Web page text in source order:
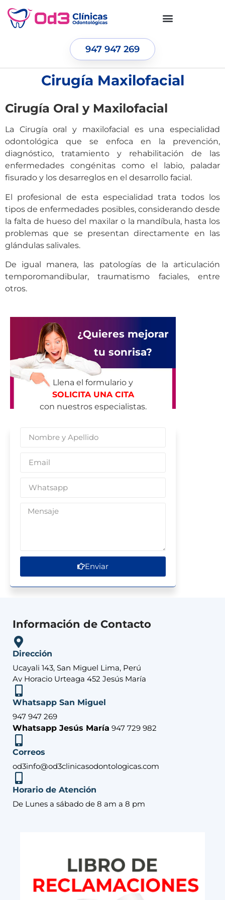
947 947 269
Cirugía Maxilofacial
Cirugía Oral y Maxilofacial
La Cirugía oral y maxilofacial es una especialidad
odontológica que se enfoca en la prevención,
diagnóstico, tratamiento y rehabilitación de las
enfermedades congénitas como el labio, paladar
fisurado y los desarreglos en el desarrollo facial.
El profesional de esta especialidad trata todos los
tipos de enfermedades posibles, considerando desde
la falta de hueso del maxilar o la mandíbula, hasta los
problemas que se presentan directamente en las
glándulas salivales.
De igual manera, las patologías de la articulación
temporomandibular, traumatismo faciales, entre
otros.
¿Quieres mejorar
tu sonrisa?
Llena el formulario y
SOLICITA UNA CITA
con nuestros especialistas.
Enviar
Información de Contacto
Dirección
Ucayali 143, San Miguel Lima, Perú
Av Horacio Urteaga 452 Jesús María
Whatsapp San Miguel
947 947 269
Whatsapp Jesús María 947 729 982
Correos
od3info@od3clinicasodontologicas.com
Horario de Atención
De Lunes a sábado de 8 am a 8 pm